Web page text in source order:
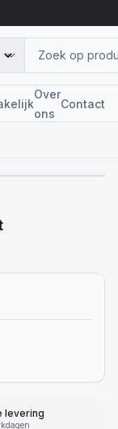
Over
ons
Contact
levering